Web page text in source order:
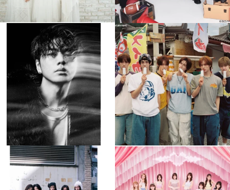
musicjapantv
💡8月特番放送決定！
...
8月 4
608 0
musicjapantv
💡8月特番放送決定！
...
8月 4
6 0
musicjapantv
💡8月特番放送決定！
8月 4
musicjapantv
💡8月特番放送決定！
...
8月 4